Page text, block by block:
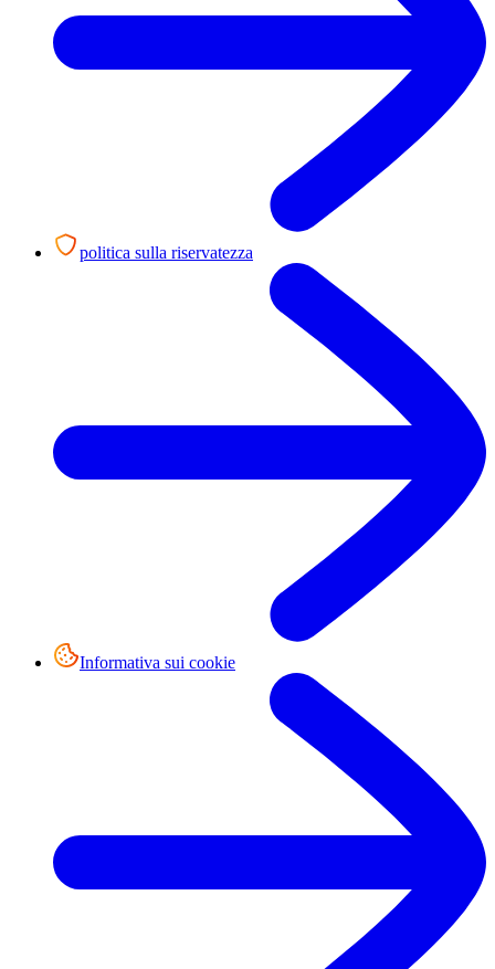
politica sulla riservatezza
Informativa sui cookie